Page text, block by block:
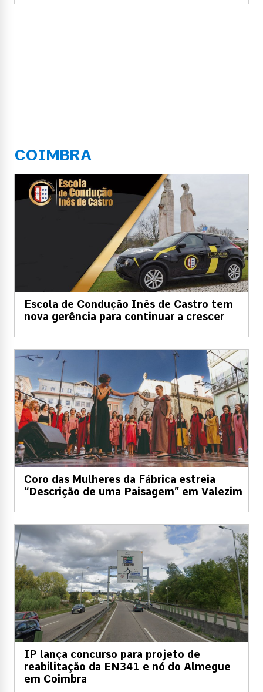
COIMBRA
Escola de Condução Inês de Castro tem
nova gerência para continuar a crescer
Coro das Mulheres da Fábrica estreia
“Descrição de uma Paisagem” em Valezim
IP lança concurso para projeto de
reabilitação da EN341 e nó do Almegue
em Coimbra